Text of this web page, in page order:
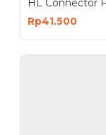
Rp41.500